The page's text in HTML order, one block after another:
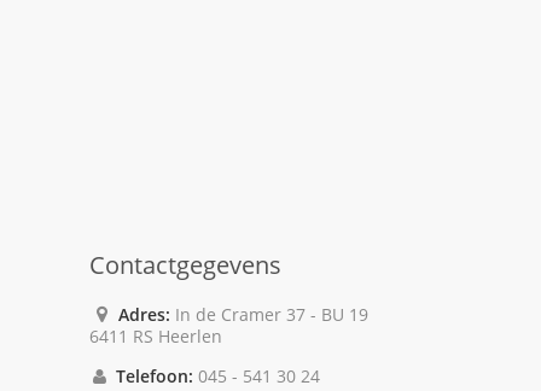
Contactgegevens
Adres: In de Cramer 37 - BU 19
6411 RS Heerlen
Telefoon: 045 - 541 30 24